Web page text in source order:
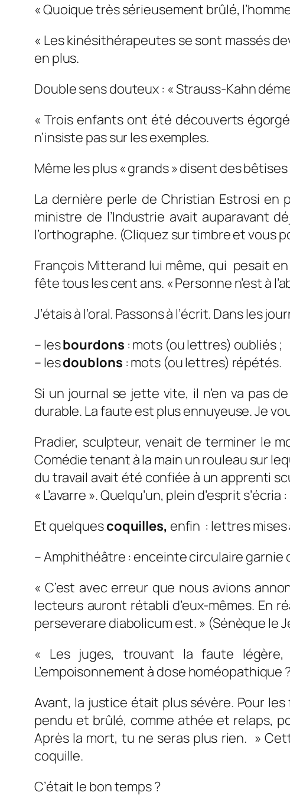
« Quoique très sérieusement brûlé,
« Les kinésithérapeutes se sont massés
en plus.
Double sens douteux : « Strauss-Kahn
« Trois enfants ont été découverts
n’insiste pas sur les exemples.
Même les plus « grands » disent des bêtises
La dernière perle de Christian Estrosi en
ministre de l’Industrie avait auparavant
l’orthographe. (Cliquez sur timbre et vous
François Mitterand lui même, qui pesait
fête tous les cent ans. «Personne n’est à
J’étais à l’oral. Passons à l’écrit. Dans les
– lesbourdons : mots (ou lettres) oubliés ;
– lesdoublons : mots (ou lettres) répétés.
Si un journal se jette vite, il n’en va pas
durable. La faute est plus ennuyeuse. Je
Pradier, sculpteur, venait de terminer le
Comédie tenant à la main un rouleau sur
du travail avait été confiée à un apprenti
« L’avarre ». Quelqu’un, plein d’esprit s’écria :
Et quelquescoquilles, enfin : lettres mises
– Amphithéâtre : enceinte circulaire garnie
« C’est avec erreur que nous avions
lecteurs auront rétabli d’eux-mêmes. En
perseverare diabolicum est. » (Sénèque le
« Les juges, trouvant la faute légère,
L’empoisonnement à dose
Avant, la justice était plus sévère. Pour
pendu et brûlé, comme athée et relaps,
Après la mort, tu ne seras plus rien. »
coquille.
C’était le bon temps ?